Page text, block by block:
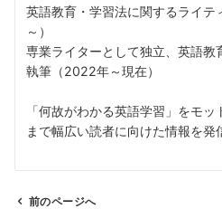
英語教育・学習法に関するライ
～）
専業ライターとして独立、英語教
執筆（2022年～現在）
「何故がわかる英語学習」をモ
まで幅広い読者に向けた情報を発
前のページへ